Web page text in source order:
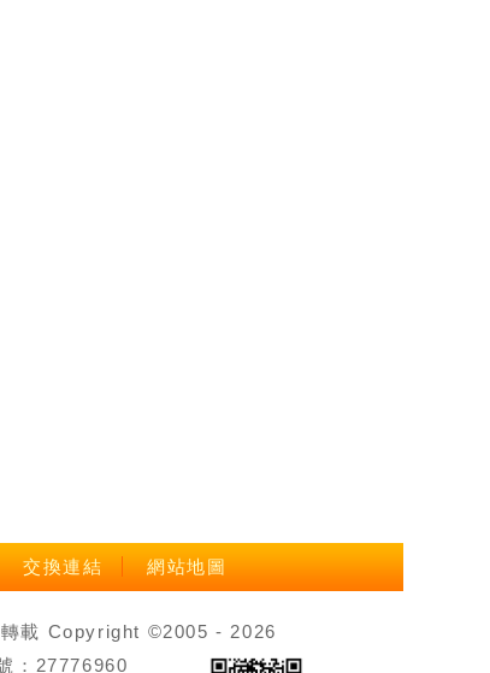
交換連結 網站地圖
載 Copyright ©2005 - 2026
27776960